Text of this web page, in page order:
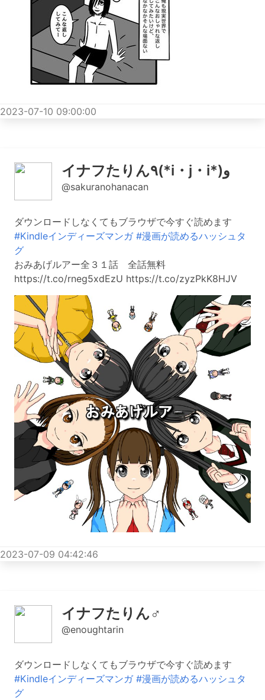
2023-07-10 09:00:00
イナフたりん٩(*i・j・i*)و
@sakuranohanacan
ダウンロードしなくてもブラウザで今すぐ読めます
#Kindleインディーズマンガ #漫画が読めるハッシュタ
グ
おみあげルアー全３１話 全話無料
https://t.co/rneg5xdEzU https://t.co/zyzPkK8HJV
2023-07-09 04:42:46
イナフたりん♂
@enoughtarin
ダウンロードしなくてもブラウザで今すぐ読めます
#Kindleインディーズマンガ #漫画が読めるハッシュタ
グ